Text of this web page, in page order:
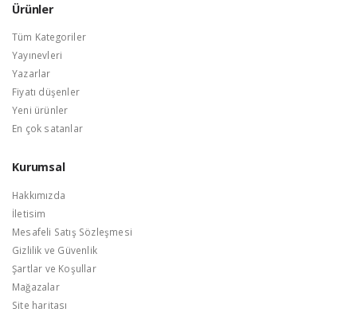
Ürünler
Tüm Kategoriler
Yayınevleri
Yazarlar
Fiyatı düşenler
Yeni ürünler
En çok satanlar
Kurumsal
Hakkımızda
İletisim
Mesafeli Satış Sözleşmesi
Gizlilik ve Güvenlik
Şartlar ve Koşullar
Mağazalar
Site haritası